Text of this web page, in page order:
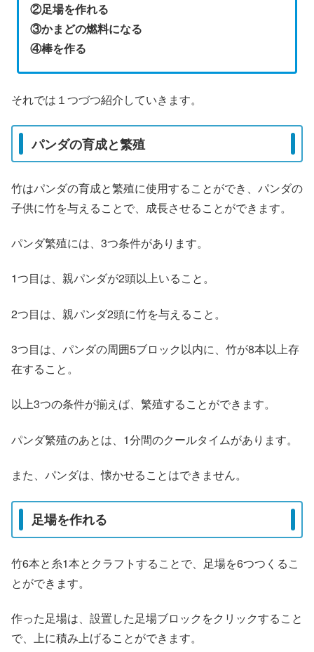
②足場を作れる
③かまどの燃料になる
④棒を作る
それでは１つづつ紹介していきます。
パンダの育成と繁殖
竹はパンダの育成と繁殖に使用することができ、パンダの
子供に竹を与えることで、成長させることができます。
パンダ繁殖には、3つ条件があります。
1つ目は、親パンダが2頭以上いること。
2つ目は、親パンダ2頭に竹を与えること。
3つ目は、パンダの周囲5ブロック以内に、竹が8本以上存
在すること。
以上3つの条件が揃えば、繁殖することができます。
パンダ繁殖のあとは、1分間のクールタイムがあります。
また、パンダは、懐かせることはできません。
足場を作れる
竹6本と糸1本とクラフトすることで、足場を6つつくるこ
とができます。
作った足場は、設置した足場ブロックをクリックすること
で、上に積み上げることができます。